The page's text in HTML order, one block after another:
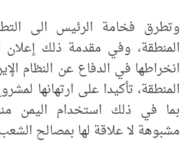
وتطرق فخامة الرئيس الى
المنطقة، وفي مقدمة ذلك إعلان
انخراطها في الدفاع عن النظام
المنطقة، تأكيدا على ارتهانها
بما في ذلك استخدام اليمن
مشبوهة لا علاقة لها بمصالح